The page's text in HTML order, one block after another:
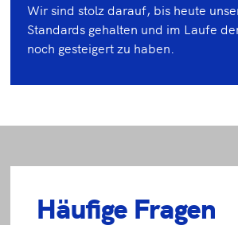
Wir sind stolz darauf, bis heute
Standards gehalten und im Laufe
noch gesteigert zu haben.
Häufige Fragen